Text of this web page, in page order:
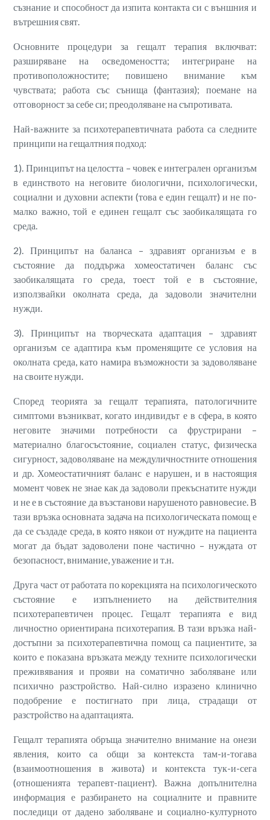
съзнание и способност да изпита контакта си с външния и
вътрешния свят.
Основните процедури за гещалт терапия включват:
разширяване на осведомеността; интегриране на
противоположностите; повишено внимание към
чувствата; работа със сънища (фантазия); поемане на
отговорност за себе си; преодоляване на съпротивата.
Най-важните за психотерапевтичната работа са следните
принципи на гещалтния подход:
1). Принципът на целостта – човек е интегрален организъм
в единството на неговите биологични, психологически,
социални и духовни аспекти (това е един гещалт) и не по-
малко важно, той е единен гещалт със заобикалящата го
среда.
2). Принципът на баланса – здравият организъм е в
състояние да поддържа хомеостатичен баланс със
заобикалящата го среда, тоест той е в състояние,
използвайки околната среда, да задоволи значителни
нужди.
3). Принципът на творческата адаптация – здравият
организъм се адаптира към променящите се условия на
околната среда, като намира възможности за задоволяване
на своите нужди.
Според теорията за гещалт терапията, патологичните
симптоми възникват, когато индивидът е в сфера, в която
неговите значими потребности са фрустрирани –
материално благосъстояние, социален статус, физическа
сигурност, задоволяване на междуличностните отношения
и др. Хомеостатичният баланс е нарушен, и в настоящия
момент човек не знае как да задоволи прекъснатите нужди
и не е в състояние да възстанови нарушеното равновесие. В
тази връзка основната задача на психологическата помощ е
да се създаде среда, в която някои от нуждите на пациента
могат да бъдат задоволени поне частично – нуждата от
безопасност, внимание, уважение и т.н.
Друга част от работата по корекцията на психологическото
състояние е изпълнението на действителния
психотерапевтичен процес. Гещалт терапията е вид
личностно ориентирана психотерапия. В тази връзка най-
достъпни за психотерапевтична помощ са пациентите, за
които е показана връзката между техните психологически
преживявания и прояви на соматично заболяване или
психично разстройство. Най-силно изразено клинично
подобрение е постигнато при лица, страдащи от
разстройство на адаптацията.
Гещалт терапията обръща значително внимание на онези
явления, които са общи за контекста там-и-тогава
(взаимоотношения в живота) и контекста тук-и-сега
(отношенията терапевт-пациент). Важна допълнителна
информация е разбирането на социалните и правните
последици от дадено заболяване и социално-културното